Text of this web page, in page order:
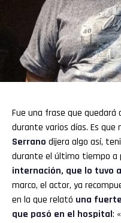
Fue una frase que quedará
durante varios días. Es que
Serrano dijera algo así,
durante el último tiempo a
internación, que lo tuvo
marco, el actor, ya
en la que relató una
que pasó en el hospital: «
Pinterest
Email